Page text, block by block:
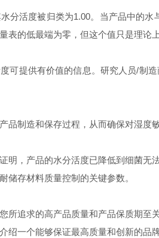
水分活度被归类为1.00。当产品中的水
量表的低最端为零，但这个值只是理论
可提供有价值的信息。研究人员/制
品制造和保存过程，从而确保对湿度
证明，产品的水分活度已降低到细菌无
储存材料质量控制的关键参数。
所追求的高产品质量和产品保质期至
绍一个能够保证最高质量和创新的品